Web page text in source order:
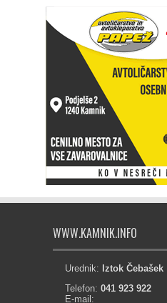
WWW.KAMNIK.INFO
Urednik: Iztok Čebašek
Telefon: 041 923 922
E-mail: